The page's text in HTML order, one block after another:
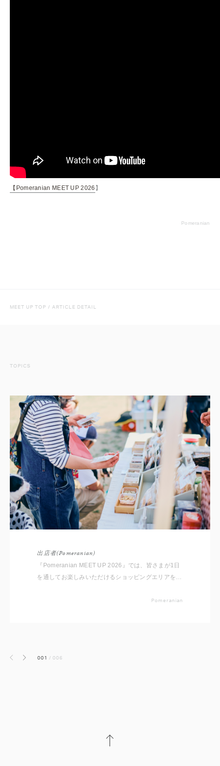
【 Pomeranian MEET UP 2026 】
Pomeranian
MEET UP TOP / ARTICLE DETAIL
TOPICS
出店者(Pomeranian)
『Pomeranian MEET UP 2026』では、皆さまが1日
を通してお楽しみいただけるショッピングエリアをご
者をご紹介いたしますので事前にチェックしてくださ
Pomeranian
前へ 次へ 001 /006